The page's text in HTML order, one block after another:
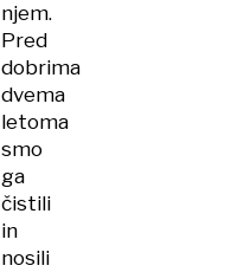
njem.
Pred
dobrima
dvema
letoma
smo
ga
čistili
in
nosili